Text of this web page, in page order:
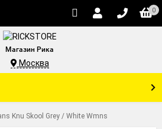
0
Магазин Рика
Москва
Knu Skool Grey / White Wmns